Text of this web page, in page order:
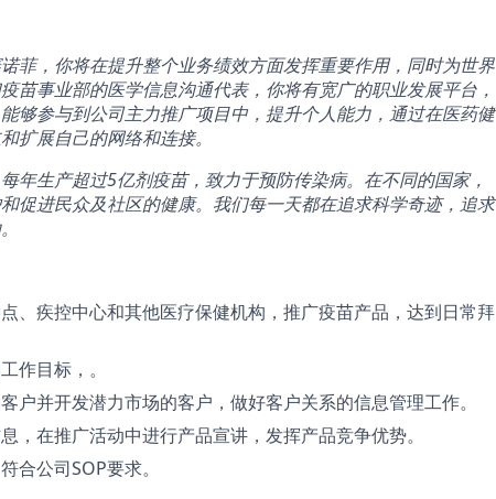
菲，你将在提升整个业务绩效方面发挥重要作用，同时为世界
苗事业部的医学信息沟通代表，你将有宽广的职业发展平台，
够参与到公司主力推广项目中，提升个人能力，通过在医药健
扩展自己的网络和连接。
年生产超过5亿剂疫苗，致力于预防传染病。在不同的国家，
促进民众及社区的健康。我们每一天都在追求科学奇迹，追求
、疾控中心和其他医疗保健机构，推广疫苗产品，达到日常拜
作目标，。
户并开发潜力市场的客户，做好客户关系的信息管理工作。
，在推广活动中进行产品宣讲，发挥产品竞争优势。
合公司SOP要求。